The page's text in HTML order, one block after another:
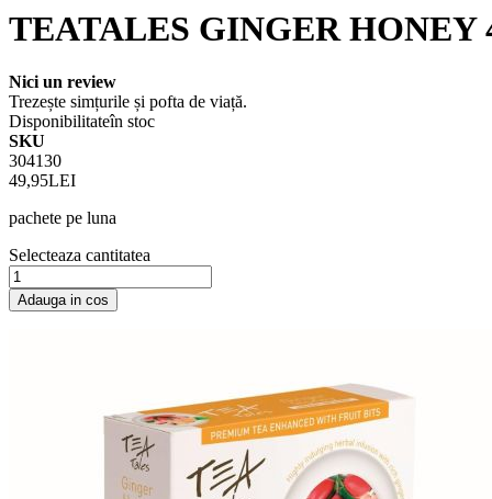
TEATALES GINGER HONEY
Nici un review
Trezește simțurile și pofta de viață.
Disponibilitateîn stoc
SKU
304130
49,95LEI
pachete pe luna
Selecteaza cantitatea
Adauga in cos